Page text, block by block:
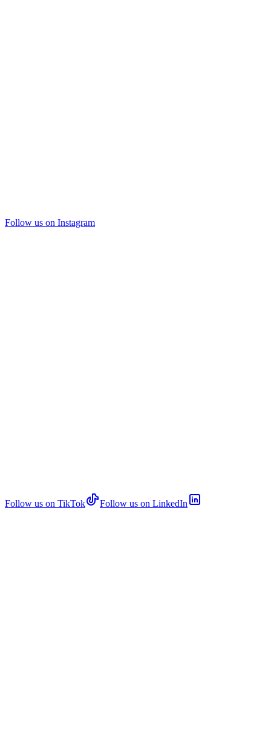
Follow us on Instagram
Follow us on TikTok Follow us on LinkedIn